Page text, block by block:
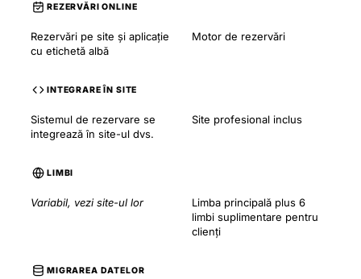
REZERVĂRI ONLINE
Rezervări pe site și aplicație
cu etichetă albă
Motor de rezervări
INTEGRARE ÎN SITE
Sistemul de rezervare se
integrează în site-ul dvs.
Site profesional inclus
LIMBI
Variabil, vezi site-ul lor
Limba principală plus 6
limbi suplimentare pentru
clienți
MIGRAREA DATELOR